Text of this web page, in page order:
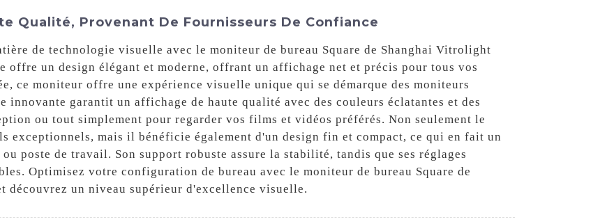
Qualité, Provenant De Fournisseurs De Confiance
de technologie visuelle avec le moniteur de bureau Square de Shanghai Vitrolight
offre un design élégant et moderne, offrant un affichage net et précis pour tous vos
ce moniteur offre une expérience visuelle unique qui se démarque des moniteurs
garantit un affichage de haute qualité avec des couleurs éclatantes et des
ou tout simplement pour regarder vos films et vidéos préférés. Non seulement le
exceptionnels, mais il bénéficie également d'un design fin et compact, ce qui en fait un
poste de travail. Son support robuste assure la stabilité, tandis que ses réglages
Optimisez votre configuration de bureau avec le moniteur de bureau Square de
découvrez un niveau supérieur d'excellence visuelle.